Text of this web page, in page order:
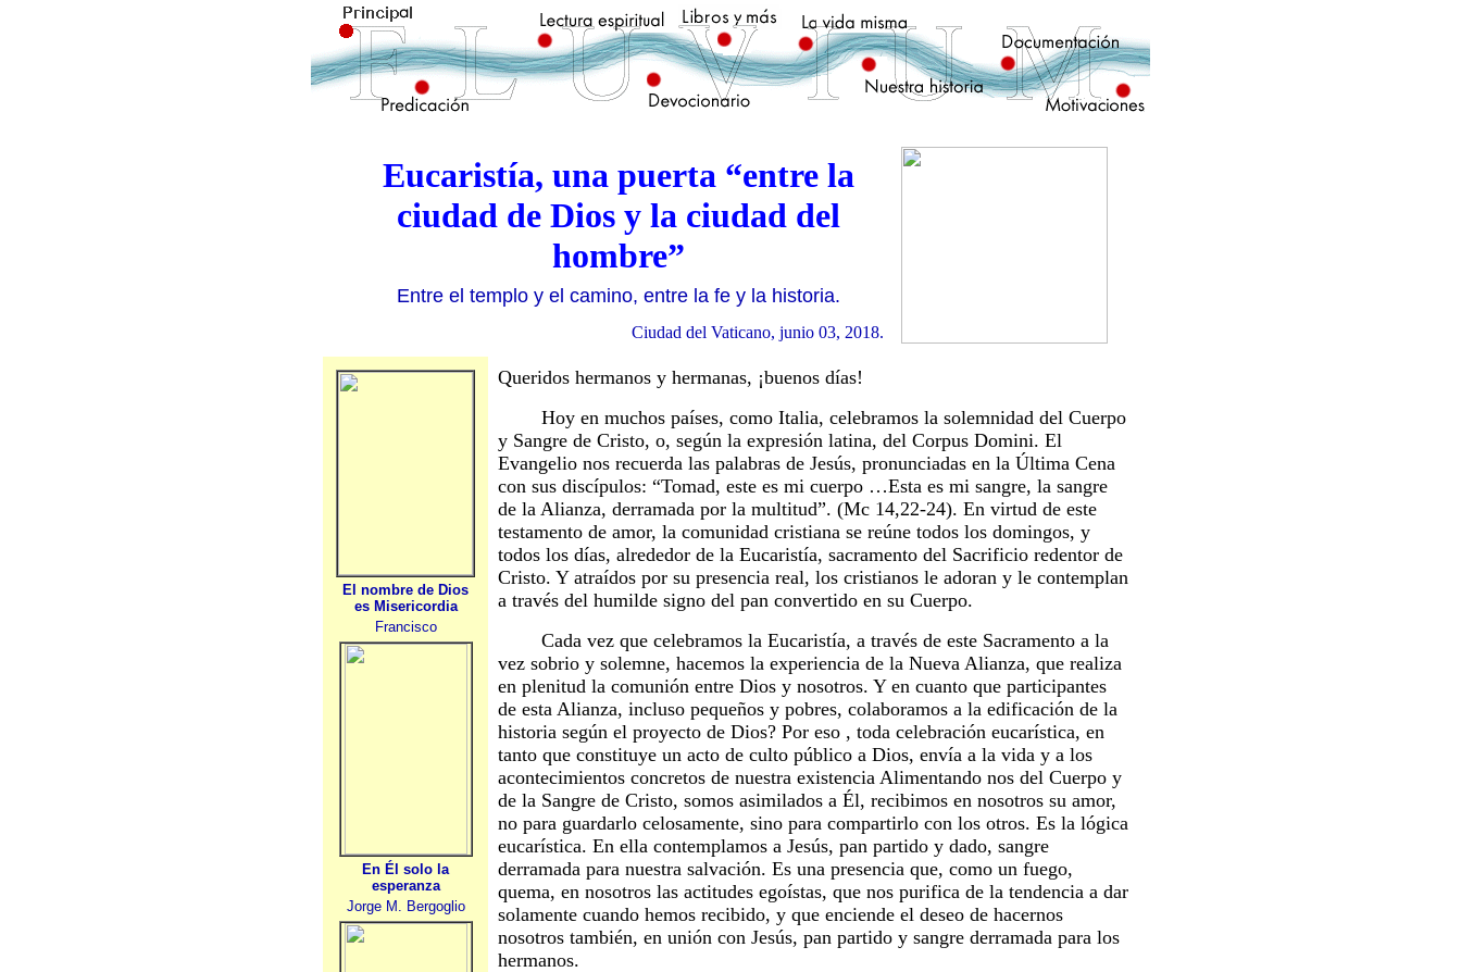
Eucaristía, una puerta “entre la
ciudad de Dios y la ciudad del
hombre”
Entre el templo y el camino, entre la fe y la historia.
Ciudad del Vaticano, junio 03, 2018.
El nombre de Dios
es Misericordia
Francisco
En Él solo la
esperanza
Jorge M. Bergoglio
Queridos hermanos y hermanas, ¡buenos días!
Hoy en muchos países, como Italia, celebramos la solemnidad del Cuerpo
y Sangre de Cristo, o, según la expresión latina, del Corpus Domini. El
Evangelio nos recuerda las palabras de Jesús, pronunciadas en la Última Cena
con sus discípulos: “Tomad, este es mi cuerpo …Esta es mi sangre, la sangre
de la Alianza, derramada por la multitud”. (Mc 14,22-24). En virtud de este
testamento de amor, la comunidad cristiana se reúne todos los domingos, y
todos los días, alrededor de la Eucaristía, sacramento del Sacrificio redentor de
Cristo. Y atraídos por su presencia real, los cristianos le adoran y le contemplan
a través del humilde signo del pan convertido en su Cuerpo.
Cada vez que celebramos la Eucaristía, a través de este Sacramento a la
vez sobrio y solemne, hacemos la experiencia de la Nueva Alianza, que realiza
en plenitud la comunión entre Dios y nosotros. Y en cuanto que participantes
de esta Alianza, incluso pequeños y pobres, colaboramos a la edificación de la
historia según el proyecto de Dios? Por eso , toda celebración eucarística, en
tanto que constituye un acto de culto público a Dios, envía a la vida y a los
acontecimientos concretos de nuestra existencia Alimentando nos del Cuerpo y
de la Sangre de Cristo, somos asimilados a Él, recibimos en nosotros su amor,
no para guardarlo celosamente, sino para compartirlo con los otros. Es la lógica
eucarística. En ella contemplamos a Jesús, pan partido y dado, sangre
derramada para nuestra salvación. Es una presencia que, como un fuego,
quema, en nosotros las actitudes egoístas, que nos purifica de la tendencia a dar
solamente cuando hemos recibido, y que enciende el deseo de hacernos
nosotros también, en unión con Jesús, pan partido y sangre derramada para los
hermanos.